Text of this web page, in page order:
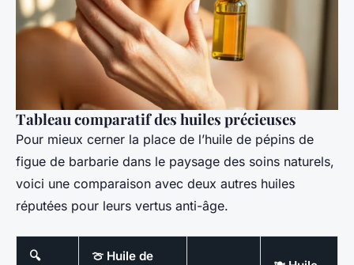
Tableau comparatif des huiles précieuses
Pour mieux cerner la place de l’huile de pépins de
figue de barbarie dans le paysage des soins naturels,
voici une comparaison avec deux autres huiles
réputées pour leurs vertus anti-âge.
🔍 🍈 Huile de